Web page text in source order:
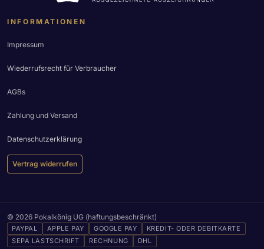
INFORMATIONEN
Impressum
Wiederrufsrecht für Verbraucher
AGBs
Zahlung und Versand
Datenschutzerklärung
Vertrag widerrufen
© 2026 Pokalkönig UG (haftungsbeschränkt)
PAYPAL APPLE PAY GOOGLE PAY
KREDIT- ODER DEBITKARTE
SEPA LASTSCHRIFT
RECHNUNG DHL